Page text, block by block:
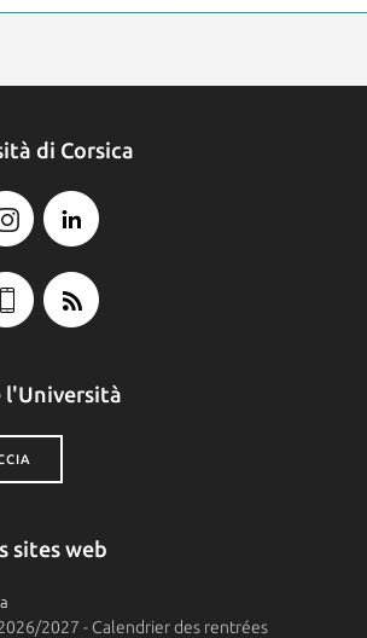
di Corsica
l'Università
sites web
2027 - Calendrier des rentrées